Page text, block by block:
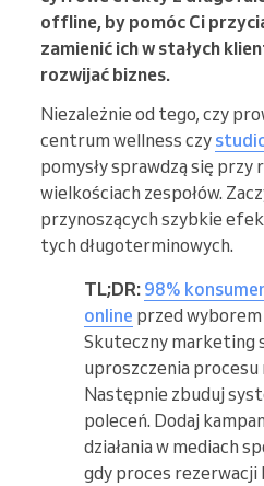
offline, by pomóc Ci
zamienić ich w stałych
rozwijać biznes.
Niezależnie od tego, czy
centrum wellness czy
pomysły sprawdzą się przy
wielkościach zespołów.
przynoszących szybkie
tych długoterminowych.
TL;DR: 98%
online przed
Skuteczny marketing
uproszczenia procesu
Następnie zbuduj
poleceń. Dodaj
działania w mediach
gdy proces rezerwacji